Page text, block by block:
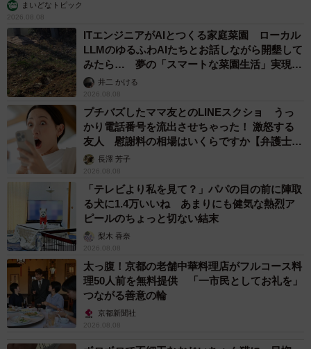
まいどなトピック
2026.08.08
ITエンジニアがAIとつくる家庭菜園 ローカル
LLMのゆるふわAIたちとお話しながら開墾して
みたら… 夢の「スマートな菜園生活」実現な
るか井二 かける
2026.08.08
プチバズしたママ友とのLINEスクショ うっ
かり電話番号を流出させちゃった！ 激怒する
友人 慰謝料の相場はいくらですか【弁護士が
解説】長澤 芳子
2026.08.08
「テレビより私を見て？」パパの目の前に陣取
る犬に1.4万いいね あまりにも健気な熱烈ア
ピールのちょっと切ない結末
梨木 香奈
2026.08.08
太っ腹！京都の老舗中華料理店がフルコース料
理50人前を無料提供 「一市民としてお礼を」
つながる善意の輪
京都新聞社
2026.08.08